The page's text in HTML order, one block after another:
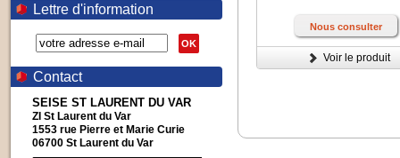
Lettre d'information
OK
Contact
SEISE ST LAURENT DU VAR
ZI St Laurent du Var
1553 rue Pierre et Marie Curie
06700 St Laurent du Var
Nous consulter
Voir le produit